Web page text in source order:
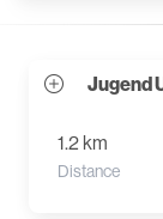
Jugend
1.2 km
Distance